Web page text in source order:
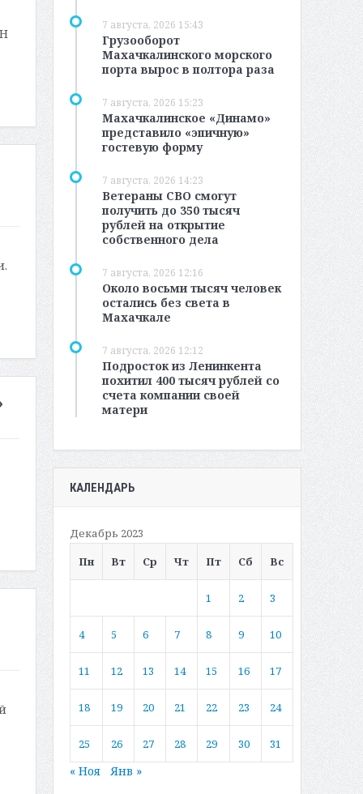
7 августа, 2026 15:43
Грузооборот
Махачкалинского морского
порта вырос в полтора раза
7 августа, 2026 15:23
Махачкалинское «Динамо»
представило «эпичную»
гостевую форму
7 августа, 2026 14:23
Ветераны СВО смогут
получить до 350 тысяч
рублей на открытие
собственного дела
7 августа, 2026 12:16
Около восьми тысяч человек
остались без света в
Махачкале
7 августа, 2026 12:12
Подросток из Ленинкента
похитил 400 тысяч рублей со
счета компании своей
матери
КАЛЕНДАРЬ
Декабрь 2023
Пн
Вт Ср Чт Пт Сб Вс
1 2 3
4 5 6 7 8 9 10
11 12 13 14 15 16 17
18 19 20 21 22 23 24
25 26 27 28 29 30 31
« Ноя Янв »